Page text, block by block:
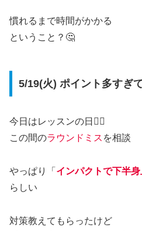
慣れるまで時間がかかる
ということ？🤔
5/19(火) ポイント多すぎ
今日はレッスンの日🏌️‍♂️
この間のラウンドミス を相談
やっぱり「 インパクトで下半
らしい
対策教えてもらったけど